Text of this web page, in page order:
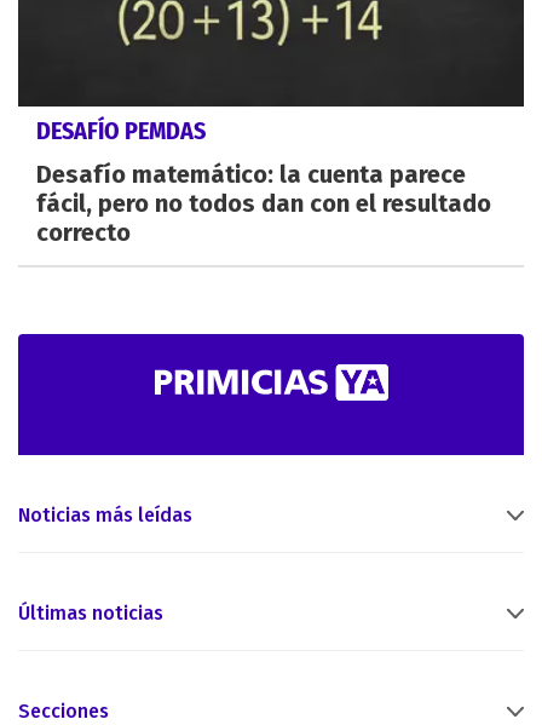
DESAFÍO PEMDAS
Desafío matemático: la cuenta parece
fácil, pero no todos dan con el resultado
correcto
Noticias más leídas
Últimas noticias
Secciones